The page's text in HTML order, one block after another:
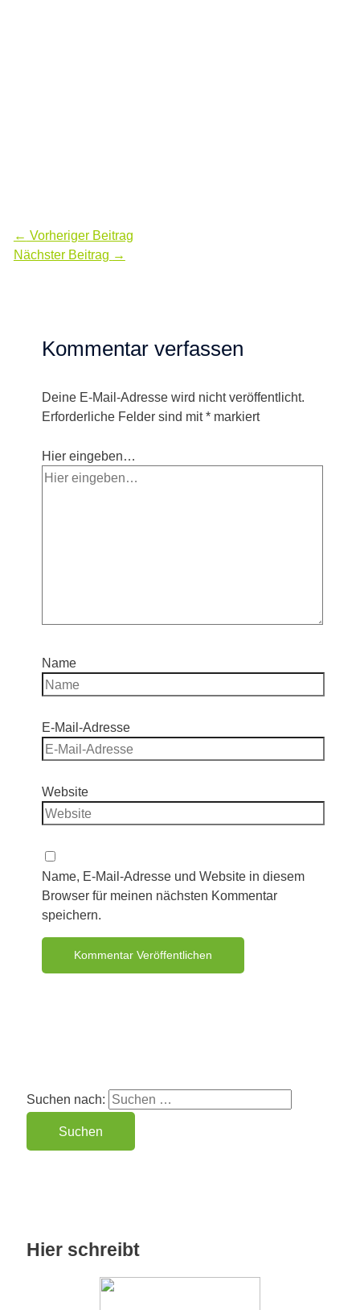
← Vorheriger Beitrag
Nächster Beitrag →
Kommentar verfassen
Deine E-Mail-Adresse wird nicht veröffentlicht.
Erforderliche Felder sind mit*markiert
Hier eingeben…
Name
E-Mail-Adresse
Website
Name, E-Mail-Adresse und Website in diesem
Browser für meinen nächsten Kommentar
speichern.
Suchen nach:
Hier schreibt